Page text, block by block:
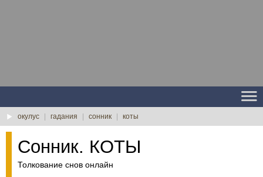
окулус гадания сонник коты
Сонник. КОТЫ
Толкование снов онлайн